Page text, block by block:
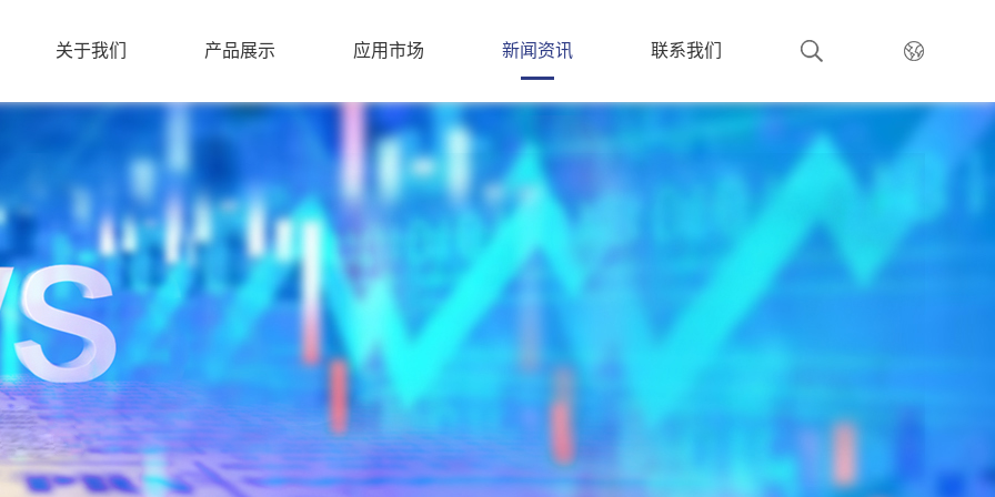
关于我们 产品展示 应用市场 新闻资讯 联系我们